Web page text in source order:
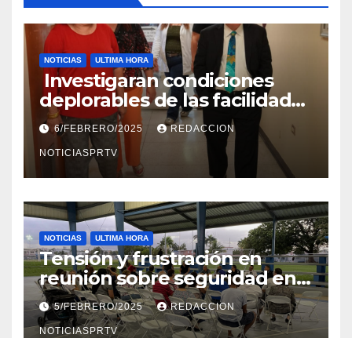
NOTICIAS ULTIMA HORA
Investigaran condiciones
deplorables de las facilidades
el Departamento de la Salud
en Mayagüez
6/FEBRERO/2025 REDACCION
NOTICIASPRTV
NOTICIAS ULTIMA HORA
Tensión y frustración en
reunión sobre seguridad en
Reparto Metropolitano
5/FEBRERO/2025 REDACCION
NOTICIASPRTV